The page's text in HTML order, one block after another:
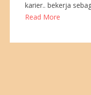
karier.. bekerja
Read More